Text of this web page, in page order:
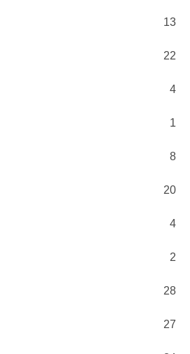
13
22
4
1
8
20
4
2
28
27